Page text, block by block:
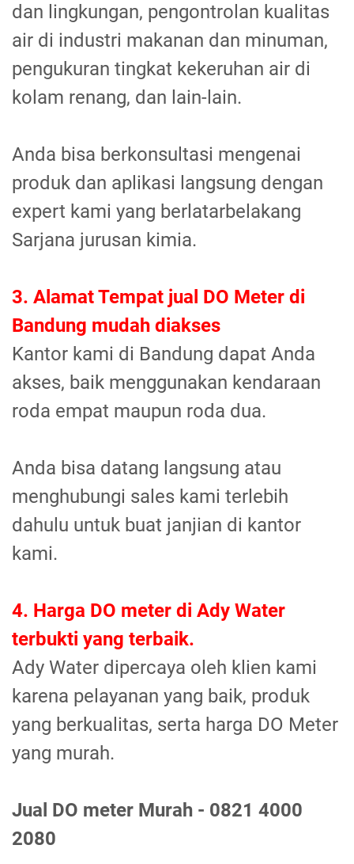
dan lingkungan, pengontrolan kualitas
air di industri makanan dan minuman,
pengukuran tingkat kekeruhan air di
kolam renang, dan lain-lain.
Anda bisa berkonsultasi mengenai
produk dan aplikasi langsung dengan
expert kami yang berlatarbelakang
Sarjana jurusan kimia.
3. Alamat Tempat jual DO Meter di
Bandung mudah diakses
Kantor kami di Bandung dapat Anda
akses, baik menggunakan kendaraan
roda empat maupun roda dua.
Anda bisa datang langsung atau
menghubungi sales kami terlebih
dahulu untuk buat janjian di kantor
kami.
4. Harga DO meter di Ady Water
terbukti yang terbaik.
Ady Water dipercaya oleh klien kami
karena pelayanan yang baik, produk
yang berkualitas, serta harga DO Meter
yang murah.
Jual DO meter Murah - 0821 4000
2080